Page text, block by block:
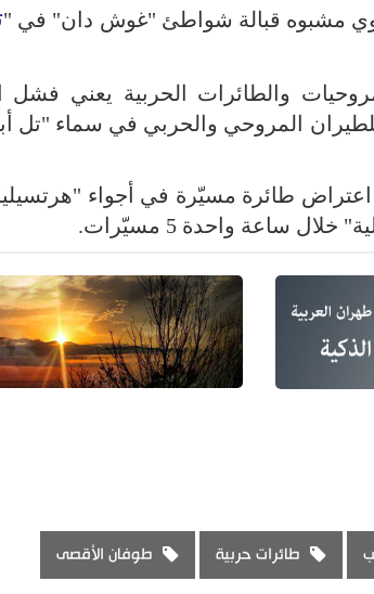
مشبوه قبالة شواطئ "غوش دان" في "
والطائرات الحربية يعني
المروحي والحربي في سماء "تل
اعتراض طائرة مسيّرة في أجواء
ساعة واحدة 5 مسيّرات.
طائرات حربية طوفان الأقصى